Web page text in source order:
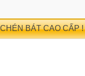
BÁT CAO CẤP !